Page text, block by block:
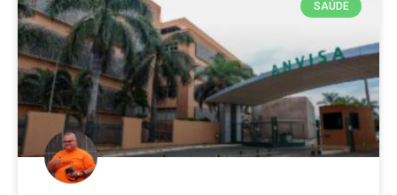
SAÚDE